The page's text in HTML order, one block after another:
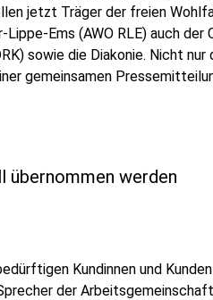
jetzt Träger der freien
Lippe-Ems (AWO RLE) auch der
sowie die Diakonie. Nicht
gemeinsamen
übernommen werden
Kundinnen und
der